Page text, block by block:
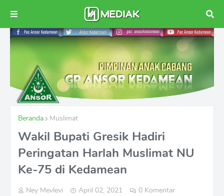
Beranda Muslimat
Wakil Bupati Gresik Hadiri
Peringatan Harlah Muslimat NU
Ke-75 di Kedamean
Ney Mevlevi April 02, 2021 0 Komentar